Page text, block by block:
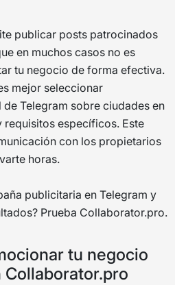
publicar posts patrocinados
en muchos casos no es
tu negocio de forma efectiva.
mejor seleccionar
Telegram sobre ciudades en
requisitos específicos. Este
con los propietarios
horas.
publicitaria en Telegram y
Prueba Collaborator.pro.
tu negocio
Collaborator.pro